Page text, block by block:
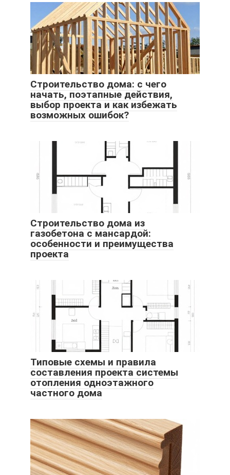
Строительство дома: с чего
начать, поэтапные действия,
выбор проекта и как избежать
возможных ошибок?
Строительство дома из
газобетона с мансардой:
особенности и преимущества
проекта
Типовые схемы и правила
составления проекта системы
отопления одноэтажного
частного дома